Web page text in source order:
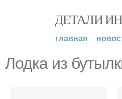
ДЕТАЛИ
главная
Лодка из